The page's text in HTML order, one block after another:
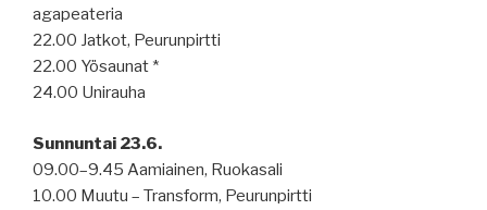
agapeateria
22.00 Jatkot, Peurunpirtti
22.00 Yösaunat *
24.00 Unirauha
Sunnuntai 23.6.
09.00–9.45 Aamiainen, Ruokasali
10.00 Muutu – Transform, Peurunpirtti